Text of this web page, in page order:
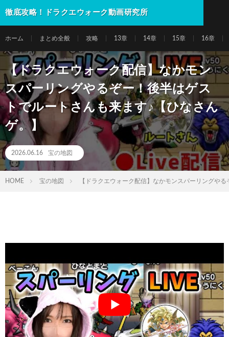
徹底攻略！ドラクエウォーク動画研究所
ホーム まとめ全般 攻略 13章 14章 15章 16章
【ドラクエウォーク配信】なかモン
スパーリングやるぞー！後半はゲス
トでルートさんも来ます♪【ひなさん
ゲ。】
2026.06.16 宝の地図
HOME 宝の地図 【ドラクエウォーク配信】なかモンスパーリングや